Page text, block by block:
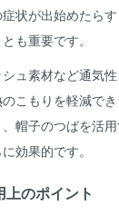
状が出始めたら
も重要です。
ュ素材など通気
こもりを軽減で
帽子のつばを活
効果的です。
のポイント